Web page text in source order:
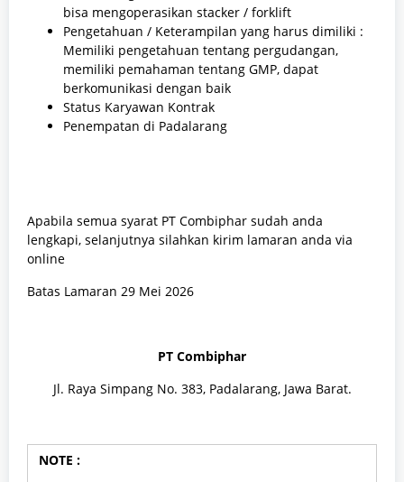
bisa mengoperasikan stacker / forklift
Pengetahuan / Keterampilan yang harus dimiliki :
Memiliki pengetahuan tentang pergudangan,
memiliki pemahaman tentang GMP, dapat
berkomunikasi dengan baik
Status Karyawan Kontrak
Penempatan di Padalarang
Apabila semua syarat PT Combiphar sudah anda
lengkapi, selanjutnya silahkan kirim lamaran anda via
online
Batas Lamaran 29 Mei 2026
PT Combiphar
Jl. Raya Simpang No. 383, Padalarang, Jawa Barat.
NOTE :